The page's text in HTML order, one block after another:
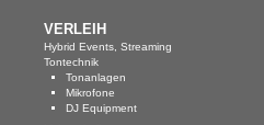
VERLEIH
Hybrid Events, Streaming
Tontechnik
Tonanlagen
Mikrofone
DJ Equipment